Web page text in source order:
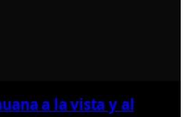
a la vista y al